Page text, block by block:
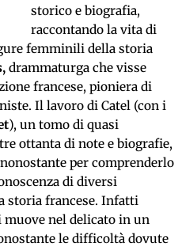
storico e biografia,
raccontando la vita di
femminili della storia
drammaturga che visse
francese, pioniera di
Il lavoro di Catel (con i
), un tomo di quasi
ottanta di note e biografie,
per comprenderlo
di diversi
storia francese. Infatti
nel delicato in un
le difficoltà dovute